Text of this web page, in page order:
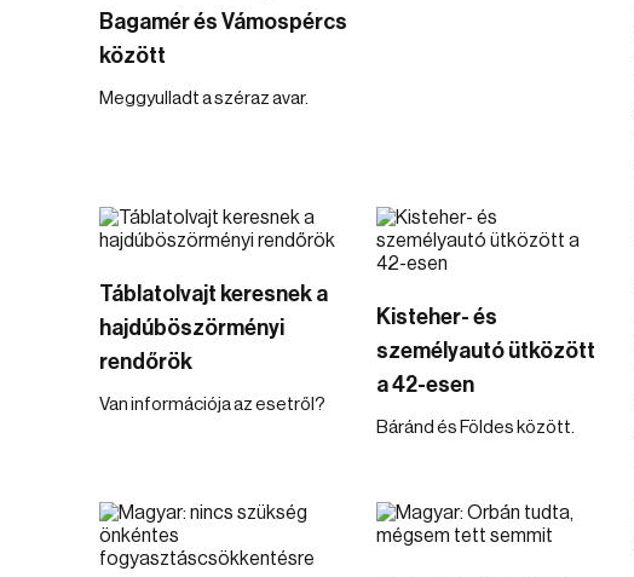
Bagamér és Vámospércs
között
Meggyulladt a széraz avar.
Táblatolvajt keresnek a
hajdúböszörményi
rendőrök
Van információja az esetről?
Kisteher- és
személyautó ütközött
a 42-esen
Báránd és Földes között.